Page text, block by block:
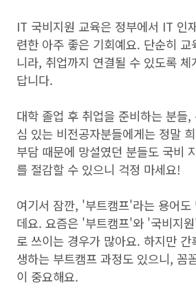
IT 국비지원 교육은 정부에서 IT 인
련한 아주 좋은 기회예요. 단순히
니라, 취업까지 연결될 수 있도록 체
답니다.
대학 졸업 후 취업을 준비하는 분들
심 있는 비전공자분들에게는 정말
부담 때문에 망설였던 분들도 국비
를 절감할 수 있으니 걱정 마세요!
여기서 잠깐, '부트캠프'라는 용어도
데요. 요즘은 '부트캠프'와 '국비지
로 쓰이는 경우가 많아요. 하지만
생하는 부트캠프 과정도 있으니, 꼼
이 중요해요.